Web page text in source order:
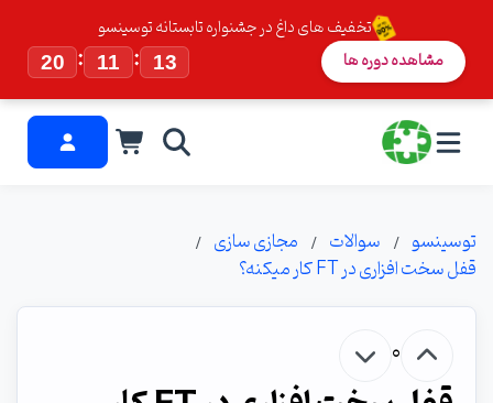
تخفیف های داغ در جشنواره تابستانه توسینسو
20
: 11 : 12 مشاهده دوره ها
توسینسو سوالات
مجازی سازی
قفل سخت افزاری در FT کار میکنه؟
0